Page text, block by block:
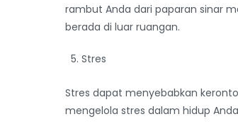
rambut Anda dari paparan sinar
berada di luar ruangan.
Stres
Stres dapat menyebabkan
mengelola stres dalam hidup